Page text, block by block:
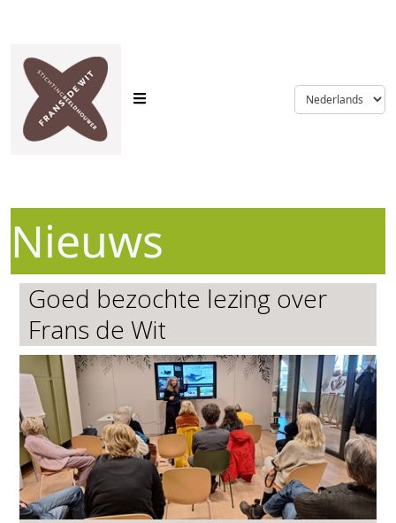
language
Nieuws
Goed bezochte lezing over
Frans de Wit